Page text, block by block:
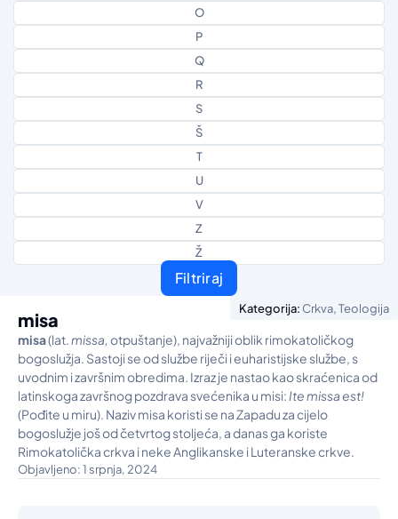
O
P
Q
R
S
Š
T
U
V
Z
Ž
Filtriraj
Kategorija: Crkva,Teologija
misa
misa(lat.missa, otpuštanje), najvažniji oblik rimokatoličkog
bogoslužja. Sastoji se od službe riječi i euharistijske službe, s
uvodnim i završnim obredima. Izraz je nastao kao skraćenica od
latinskoga završnog pozdrava svećenika u misi: Ite missa est!
(Pođite u miru). Naziv misa koristi se na Zapadu za cijelo
bogoslužje još od četvrtog stoljeća, a danas ga koriste
Rimokatolička crkva i neke Anglikanske i Luteranske crkve.
Objavljeno: 1 srpnja, 2024